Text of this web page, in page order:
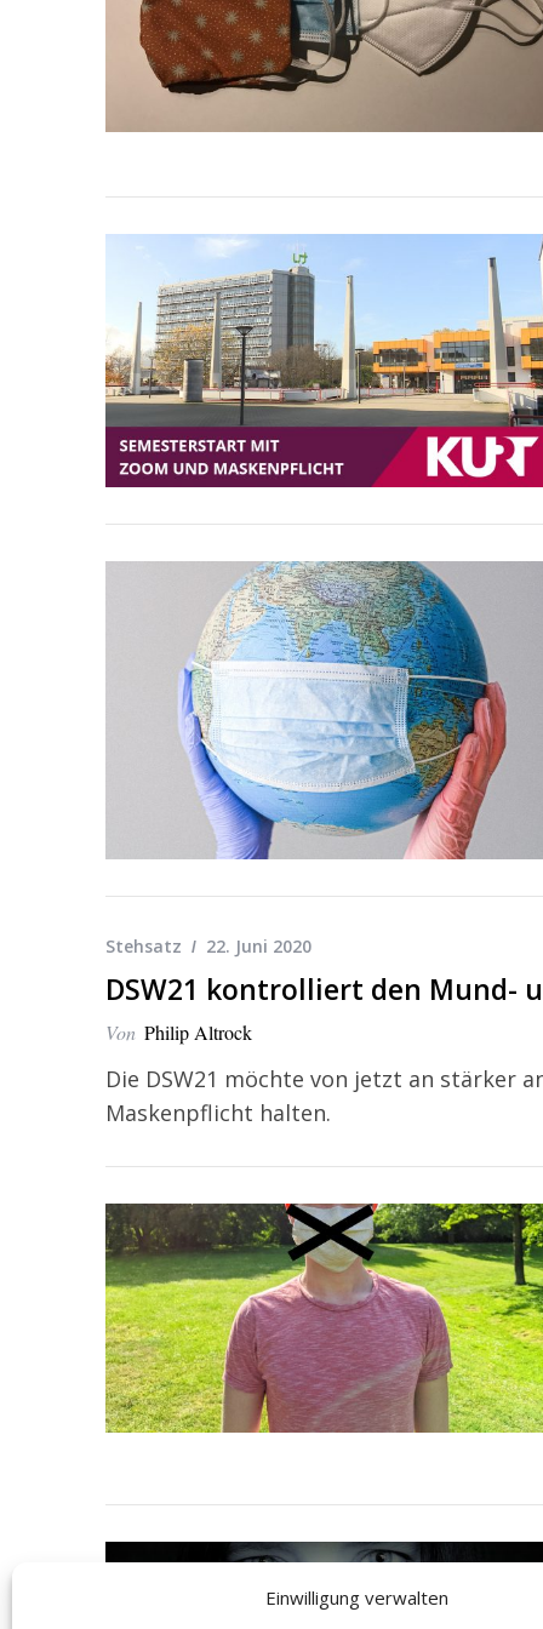
Einwilligung verwalten
Stehsatz 22. Juni 2020
DSW21 kontrolliert den Mund-
Von Philip Altrock
Die DSW21 möchte von jetzt an stärker
Maskenpflicht halten.